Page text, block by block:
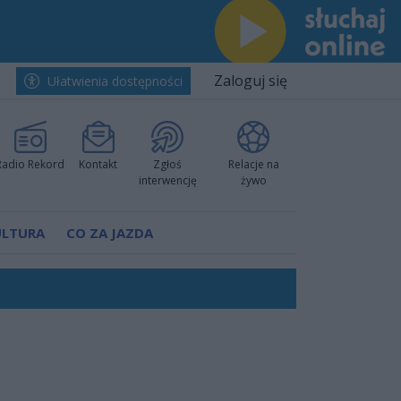
Ułatwienia dostępności Zaloguj się
Rekord Kontakt
Zgłoś
interwencję
Relacje na
żywo
CO ZA JAZDA